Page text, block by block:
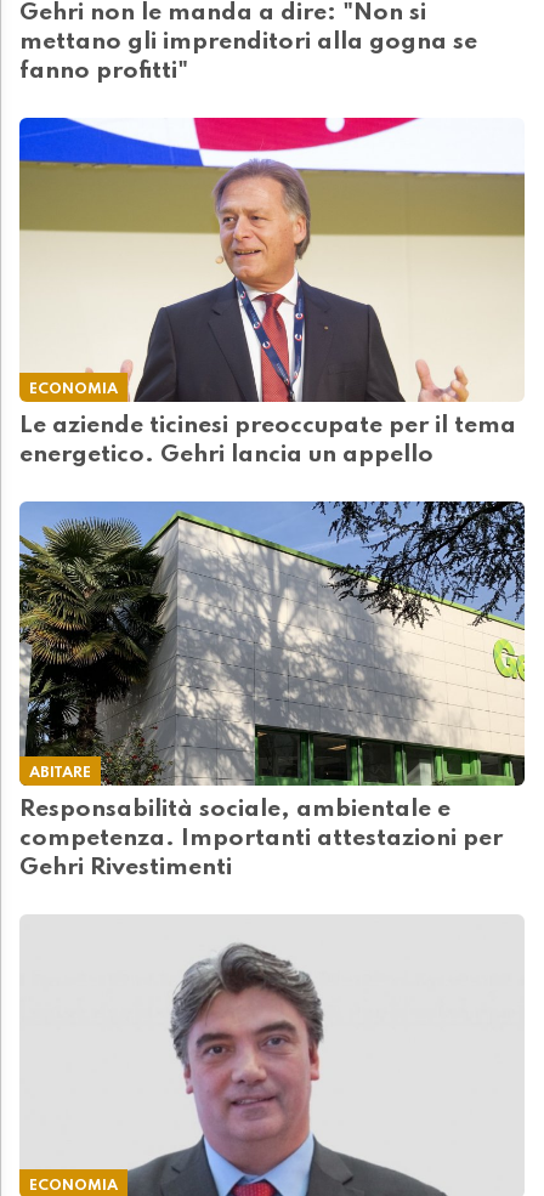
Gehri non le manda a dire: "Non si
mettano gli imprenditori alla gogna se
fanno profitti"
ECONOMIA
Le aziende ticinesi preoccupate per il tema
energetico. Gehri lancia un appello
ABITARE
Responsabilità sociale, ambientale e
competenza. Importanti attestazioni per
Gehri Rivestimenti
ECONOMIA